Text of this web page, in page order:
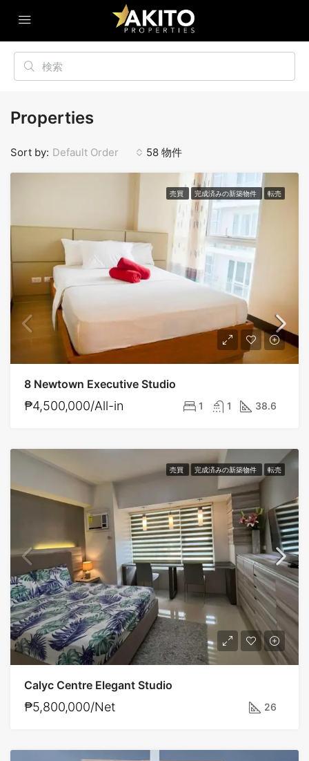
Properties
58 物件
Sort by: Default Order
売買 完成済みの新築物件 転売
8 Newtown Executive Studio
₱4,500,000/All-in 1 1 38.6
売買 完成済みの新築物件 転売
Calyc Centre Elegant Studio
₱5,800,000/Net 26